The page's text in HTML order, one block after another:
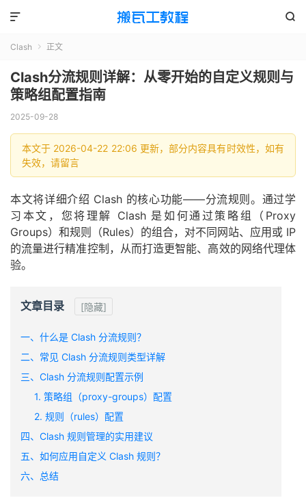


Clash  正文
Clash分流规则详解：从零开始的自定义规则与
策略组配置指南
2025-09-28
本文于 2026-04-22 22:06 更新，部分内容具有时效性，如有
失效，请留言
本文将详细介绍 Clash 的核心功能——分流规则。通过学
习本文，您将理解 Clash 是如何通过策略组（Proxy
Groups）和规则（Rules）的组合，对不同网站、应用或 IP
的流量进行精准控制，从而打造更智能、高效的网络代理体
验。
文章目录 [隐藏]
一、什么是 Clash 分流规则？
二、常见 Clash 分流规则类型详解
三、Clash 分流规则配置示例
1. 策略组（proxy-groups）配置
2. 规则（rules）配置
四、Clash 规则管理的实用建议
五、如何应用自定义 Clash 规则？
六、总结